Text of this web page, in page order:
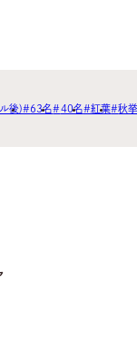
後) 63名 40名 紅葉 秋